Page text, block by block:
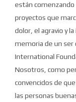
están comenzando
proyectos que
dolor, el agravio y
memoria de un ser
International
Nosotros, como
convencidos de
las personas